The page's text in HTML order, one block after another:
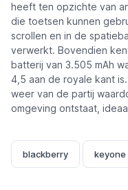
heeft ten opzichte van
die toetsen kunnen
scrollen en in de
verwerkt. Bovendien
batterij van 3.505 mAh
4,5 aan de royale kant
weer van de partij
omgeving ontstaat,
blackberry keyone